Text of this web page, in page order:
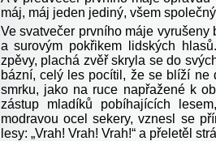
máj, máj jeden jediný, všem
Ve svatvečer prvního máje
a surovým pokřikem lidských
zpěvy, plachá zvěř skryla se do
bázní, celý les pocítil, že se blíží ne
smrku, jako na ruce napřažené k
zástup mladíků pobíhajících
modravou ocel sekery, vznesl se
lesy: „Vrah! Vrah! Vrah!“ a přeletěl